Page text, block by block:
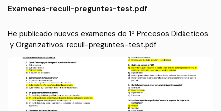
Examenes-recull-preguntes-test.pdf
He publicado nuevos examenes de 1º Procesos Didácticos
y Organizativos: recull-preguntes-test.pdf